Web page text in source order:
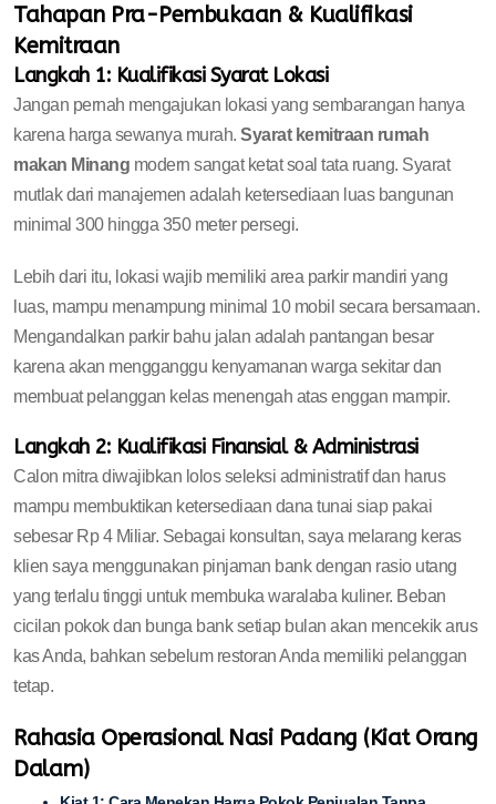
Tahapan Pra-Pembukaan & Kualifikasi
Kemitraan
Langkah 1: Kualifikasi Syarat Lokasi
Jangan pernah mengajukan lokasi yang sembarangan hanya
karena harga sewanya murah. Syarat kemitraan rumah
makan Minang modern sangat ketat soal tata ruang. Syarat
mutlak dari manajemen adalah ketersediaan luas bangunan
minimal 300 hingga 350 meter persegi.
Lebih dari itu, lokasi wajib memiliki area parkir mandiri yang
luas, mampu menampung minimal 10 mobil secara bersamaan.
Mengandalkan parkir bahu jalan adalah pantangan besar
karena akan mengganggu kenyamanan warga sekitar dan
membuat pelanggan kelas menengah atas enggan mampir.
Langkah 2: Kualifikasi Finansial & Administrasi
Calon mitra diwajibkan lolos seleksi administratif dan harus
mampu membuktikan ketersediaan dana tunai siap pakai
sebesar Rp 4 Miliar. Sebagai konsultan, saya melarang keras
klien saya menggunakan pinjaman bank dengan rasio utang
yang terlalu tinggi untuk membuka waralaba kuliner. Beban
cicilan pokok dan bunga bank setiap bulan akan mencekik arus
kas Anda, bahkan sebelum restoran Anda memiliki pelanggan
tetap.
Rahasia Operasional Nasi Padang (Kiat Orang
Dalam)